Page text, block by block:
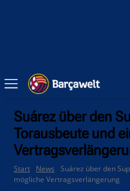
Suárez über den
Torausbeute und
Start News
Suárez über den
mögliche Vertragsverlängerung